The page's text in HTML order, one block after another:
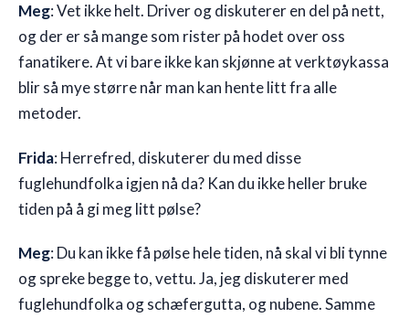
Meg: Vet ikke helt. Driver og diskuterer en del på nett,
og der er så mange som rister på hodet over oss
fanatikere. At vi bare ikke kan skjønne at verktøykassa
blir så mye større når man kan hente litt fra alle
metoder.
Frida: Herrefred, diskuterer du med disse
fuglehundfolka igjen nå da? Kan du ikke heller bruke
tiden på å gi meg litt pølse?
Meg: Du kan ikke få pølse hele tiden, nå skal vi bli tynne
og spreke begge to, vettu. Ja, jeg diskuterer med
fuglehundfolka og schæfergutta, og nubene. Samme